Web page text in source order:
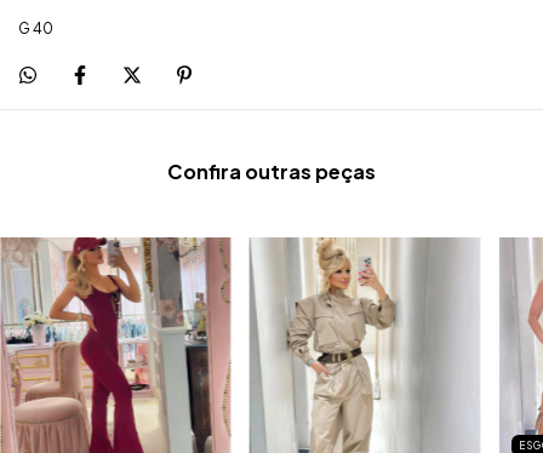
G 40
Confira outras peças